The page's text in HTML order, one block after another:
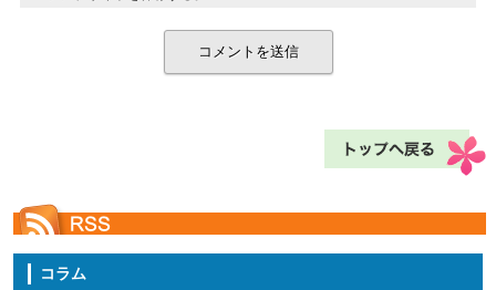
コラム